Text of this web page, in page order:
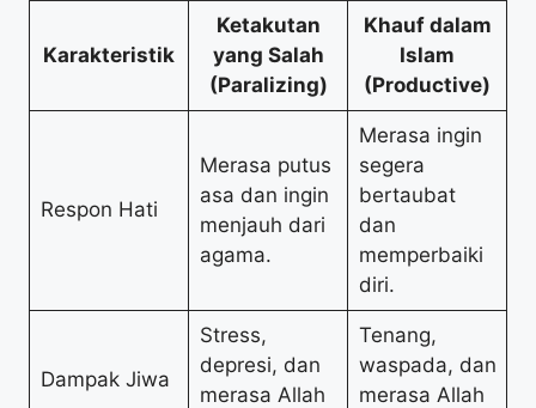
Karakteristik
Ketakutan
yang Salah
(Paralizing)
Khauf dalam
Islam
(Productive)
Respon Hati
Merasa putus
asa dan ingin
menjauh dari
agama.
Merasa ingin
segera
bertaubat
dan
memperbaiki
diri.
Dampak Jiwa
Stress,
depresi, dan
merasa Allah
Tenang,
waspada, dan
merasa Allah